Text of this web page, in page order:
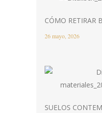
CÓMO RETIRAR
26 mayo, 2026
SUELOS